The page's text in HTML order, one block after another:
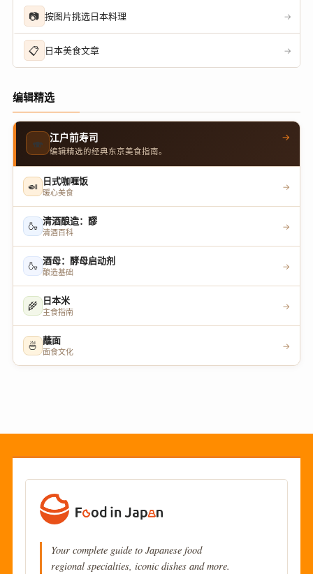
📷 按图片挑选日本料理 →
📋 日本美食文章 →
编辑精选
🍣 江户前寿司
编辑精选的经典东京美食指南。
→
🍛 日式咖喱饭
暖心美食
→
🍶 清酒酿造：醪
清酒百科
→
🍶 酒母：酵母启动剂
酿造基础
→
🌾 日本米
主食指南
→
🍜 蘸面
面食文化
→
Your complete guide to Japanese food
regional specialties, iconic dishes and more.